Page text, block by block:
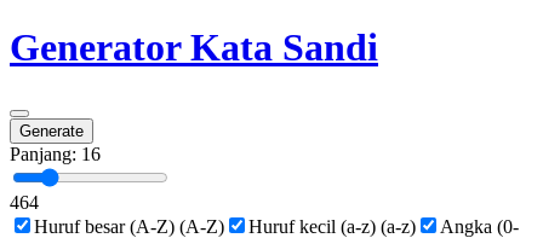
Generator Kata Sandi
Generate
Panjang: 16
464
Huruf besar (A-Z) (A-Z)
Huruf kecil (a-z) (a-z)
Angka (0-